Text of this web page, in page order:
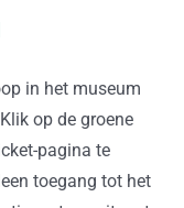
in het museum
op de groene
pagina te
toegang tot het